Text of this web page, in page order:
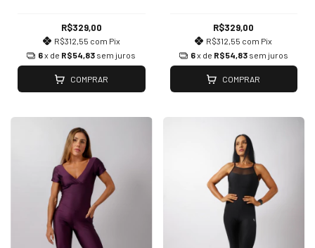
R$329,00
R$312,55 com Pix
6x de R$54,83 sem juros
COMPRAR
R$329,00
R$312,55 com Pix
6x de R$54,83 sem juros
COMPRAR